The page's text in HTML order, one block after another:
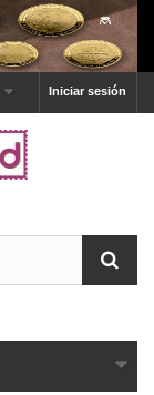
Iniciar sesión